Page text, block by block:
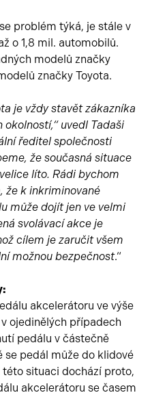
problém týká, je stále v
o 1,8 mil. automobilů.
modelů značky
značky Toyota.
je vždy stavět zákazníka
uvedl Tadaši
ředitel společnosti
že současná situace
líto. Rádi bychom
že k inkriminované
může dojít jen ve velmi
svolávací akce je
cílem je zaručit všem
možnou bezpečnost.“
akcelerátoru ve výše
ojedinělých případech
pedálu v částečně
se pedál může do klidové
situaci dochází proto,
akcelerátoru se časem